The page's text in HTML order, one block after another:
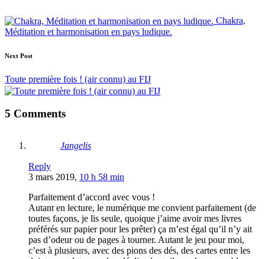
navigation
Chakra,
Méditation et harmonisation en pays ludique.
Next Post
Toute première fois ! (air connu) au FIJ
5 Comments
Jangelis
Reply
3 mars 2019, 10 h 58 min
Parfaitement d’accord avec vous !
Autant en lecture, le numérique me convient parfaitement (de
toutes façons, je lis seule, quoique j’aime avoir mes livres
préférés sur papier pour les prêter) ça m’est égal qu’il n’y ait
pas d’odeur ou de pages à tourner. Autant le jeu pour moi,
c’est à plusieurs, avec des pions des dés, des cartes entre les